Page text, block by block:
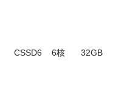
CSSD6 6核 32GB